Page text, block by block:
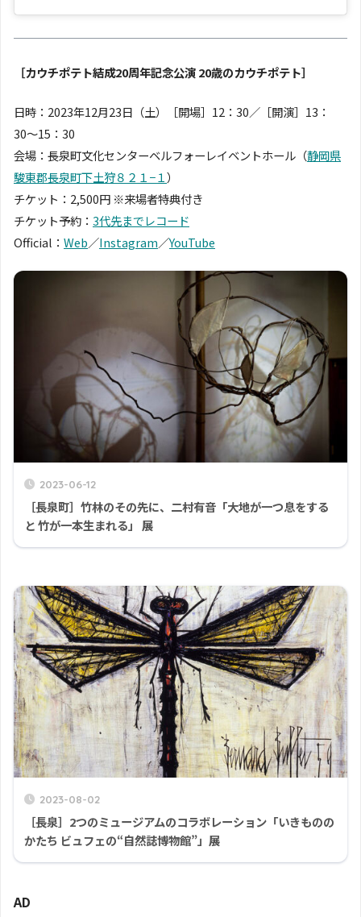
［カウチポテト結成20周年記念公演 20歳のカウチポテト］
日時：2023年12月23日（土）［開場］12：30／［開演］13：
30〜15：30
会場：長泉町文化センターベルフォーレイベントホール（静岡県
駿東郡長泉町下土狩８２１−１）
チケット：2,500円 ※来場者特典付き
チケット予約： 3代先までレコード
Official： Web／Instagram／YouTube
2023-06-12
［長泉町］竹林のその先に、二村有音「大地が一つ息をする
と 竹が一本生まれる」 展
2023-08-02
［長泉］2つのミュージアムのコラボレーション「いきものの
かたち ビュフェの“自然誌博物館”」展
AD